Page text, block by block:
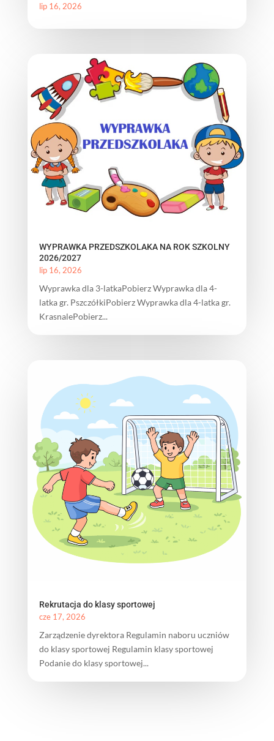
lip 16, 2026
WYPRAWKA PRZEDSZKOLAKA NA ROK SZKOLNY
2026/2027
lip 16, 2026
Wyprawka dla 3-latkaPobierz Wyprawka dla 4-
latka gr. PszczółkiPobierz Wyprawka dla 4-latka gr.
KrasnalePobierz...
Rekrutacja do klasy sportowej
cze 17, 2026
Zarządzenie dyrektora Regulamin naboru uczniów
do klasy sportowej Regulamin klasy sportowej
Podanie do klasy sportowej...